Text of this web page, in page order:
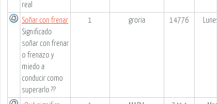
real
Soñar con frenar
Significado
soñar con frenar
o frenazo y
miedo a
conducir como
superarlo ??
1 groria 14776